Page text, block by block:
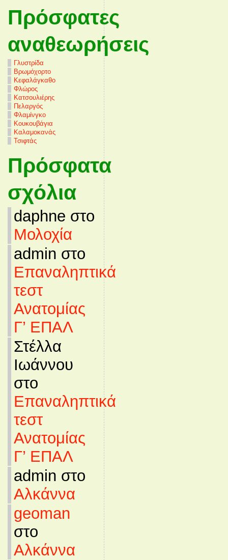
Πρόσφατες
αναθεωρήσεις
Γλυστρίδα
Βρωμόχορτο
Κεφαλάγκαθο
Φλώρος
Κατσουλιέρης
Πελαργός
Φλαμίνγκο
Κουκουβάγια
Καλαμοκανάς
Τσιφτάς
Πρόσφατα
σχόλια
daphne στο
Μολοχία
admin στο
Επαναληπτικά
τεστ
Ανατομίας
Γ’ ΕΠΑΛ
Στέλλα
Ιωάννου
στο
Επαναληπτικά
τεστ
Ανατομίας
Γ’ ΕΠΑΛ
admin στο
Αλκάννα
geoman
στο
Αλκάννα